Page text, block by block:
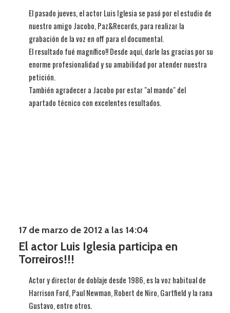
El pasado jueves, el actor Luis Iglesia se pasó por el estudio de
nuestro amigo Jacobo, Paz&Records, para realizar la
grabación de la voz en off para el documental.
El resultado fué magnífico!! Desde aquí, darle las gracias por su
enorme profesionalidad y su amabilidad por atender nuestra
petición.
También agradecer a Jacobo por estar "al mando" del
apartado técnico con excelentes resultados.
17 de marzo de 2012 a las 14:04
El actor Luis Iglesia participa en
Torreiros!!!
Actor y director de doblaje desde 1986, es la voz habitual de
Harrison Ford, Paul Newman, Robert de Niro, Gartfield y la rana
Gustavo, entre otros.